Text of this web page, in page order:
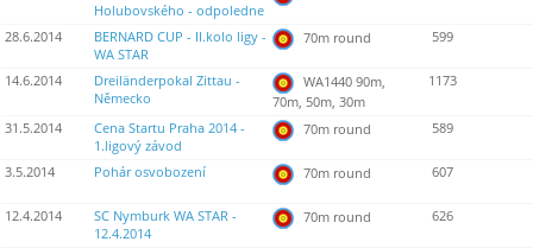
Holubovského - odpoledne
28.6.2014
BERNARD CUP - II.kolo ligy -
WA STAR
70m round 599
14.6.2014
Dreiländerpokal Zittau -
Německo
WA1440 90m,
70m, 50m, 30m
1173
31.5.2014
Cena Startu Praha 2014 -
1.ligový závod
70m round 589
3.5.2014 Pohár osvobození 70m round 607
12.4.2014
SC Nymburk WA STAR -
12.4.2014
70m round 626